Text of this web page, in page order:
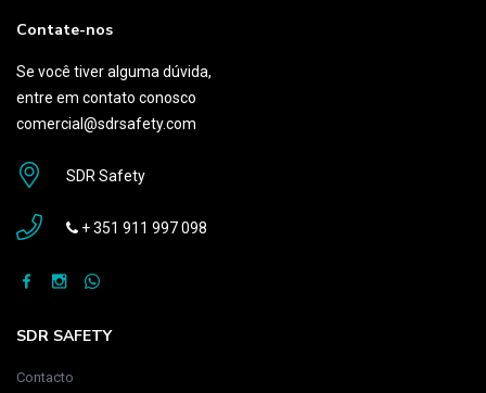
Contate-nos
Se você tiver alguma dúvida,
entre em contato conosco
comercial@sdrsafety.com
SDR Safety
+ 351 911 997 098
SDR SAFETY
Contacto